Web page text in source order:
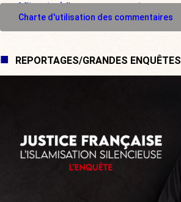
M'inscrire à l'espace commentaire
Charte d'utilisation des commentaires
REPORTAGES/GRANDES ENQUÊTES